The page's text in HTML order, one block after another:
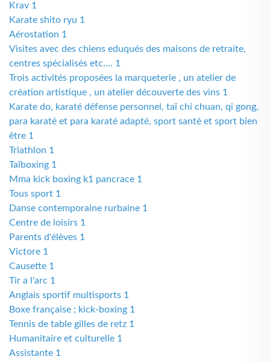
Krav 1
Karate shito ryu 1
Aérostation 1
Visites avec des chiens eduqués des maisons de retraite,
centres spécialisés etc.... 1
Trois activités proposées la marqueterie , un atelier de
création artistique , un atelier découverte des vins 1
Karate do, karaté défense personnel, taï chi chuan, qi gong,
para karaté et para karaté adapté, sport santé et sport bien
être 1
Triathlon 1
Taïboxing 1
Mma kick boxing k1 pancrace 1
Tous sport 1
Danse contemporaine rurbaine 1
Centre de loisirs 1
Parents d'élèves 1
Victore 1
Causette 1
Tir a l'arc 1
Anglais sportif multisports 1
Boxe française ; kick-boxing 1
Tennis de table gilles de retz 1
Humanitaire et culturelle 1
Assistante 1